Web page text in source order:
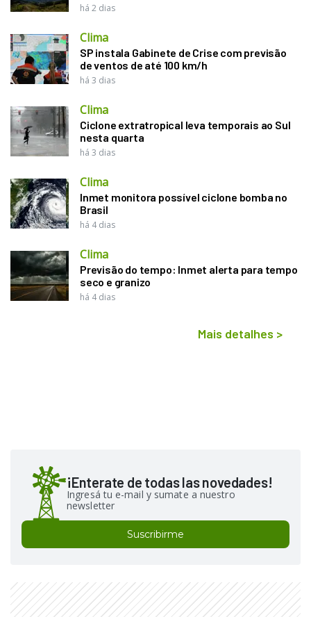
há 2 dias
Clima
SP instala Gabinete de Crise com previsão
de ventos de até 100 km/h
há 3 dias
Clima
Ciclone extratropical leva temporais ao Sul
nesta quarta
há 3 dias
Clima
Inmet monitora possível ciclone bomba no
Brasil
há 4 dias
Clima
Previsão do tempo: Inmet alerta para tempo
seco e granizo
há 4 dias
Mais detalhes >
¡Enterate de todas las novedades!
Ingresá tu e-mail y sumate a nuestro
newsletter
Suscribirme